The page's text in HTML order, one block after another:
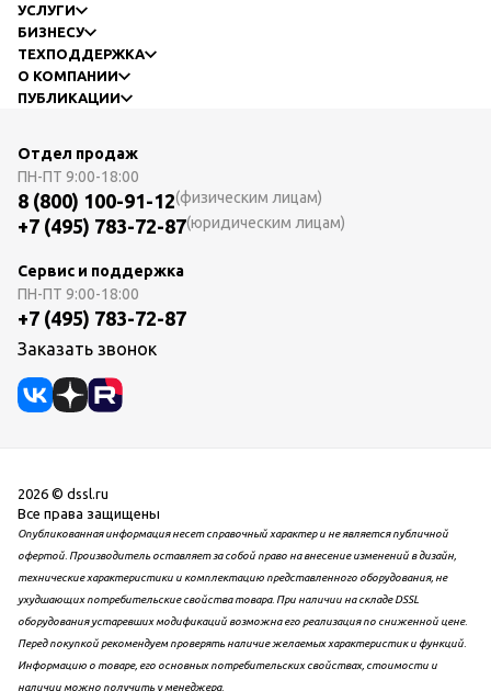
УСЛУГИ
БИЗНЕСУ
ТЕХПОДДЕРЖКА
О КОМПАНИИ
ПУБЛИКАЦИИ
Отдел продаж
ПН-ПТ 9:00-18:00
8 (800) 100-91-12(физическим лицам)
+7 (495) 783-72-87(юридическим лицам)
Сервис и поддержка
ПН-ПТ 9:00-18:00
+7 (495) 783-72-87
Заказать звонок
2026 © dssl.ru
Все права защищены
Опубликованная информация несет справочный характер и не является публичной
офертой. Производитель оставляет за собой право на внесение изменений в дизайн,
технические характеристики и комплектацию представленного оборудования, не
ухудшающих потребительские свойства товара. При наличии на складе DSSL
оборудования устаревших модификаций возможна его реализация по сниженной цене.
Перед покупкой рекомендуем проверять наличие желаемых характеристик и функций.
Информацию о товаре, его основных потребительских свойствах, стоимости и
наличии можно получить у менеджера.